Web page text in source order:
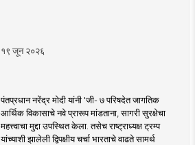
१९ जून २०२६
पंतप्रधान नरेंद्र मोदी यांनी 'जी- ७ परिषदेत जागतिक
आर्थिक विकासाचे नवे प्रारूप मांडताना, सागरी सुरक्षेचा
महत्त्वाचा मुद्दा उपस्थित केला. तसेच राष्ट्राध्यक्ष ट्रम्प
यांच्याशी झालेली द्विपक्षीय चर्चा भारताचे वाढते सामर्थ